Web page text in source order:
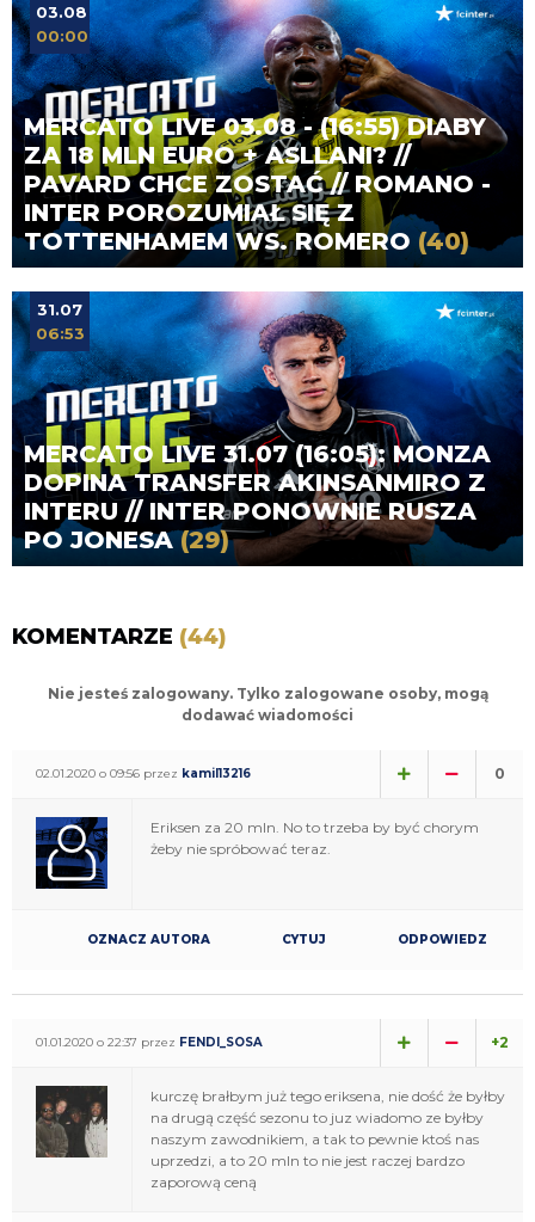
MERCATO LIVE 03.08 - (16:55) DIABY
ZA 18 MLN EURO + ASLLANI? //
PAVARD CHCE ZOSTAĆ // ROMANO -
INTER POROZUMIAŁ SIĘ Z
TOTTENHAMEM WS. ROMERO(40)
03.08
00:00
MERCATO LIVE 31.07 (16:05): MONZA
DOPINA TRANSFER AKINSANMIRO Z
INTERU // INTER PONOWNIE RUSZA
PO JONESA(29)
31.07
06:53
KOMENTARZE (44)
Nie jesteś zalogowany. Tylko zalogowane osoby, mogą
dodawać wiadomości
02.01.2020 o 09:56 przez kamil13216 0
Eriksen za 20 mln. No to trzeba by być chorym
żeby nie spróbować teraz.
OZNACZ AUTORA CYTUJ ODPOWIEDZ
01.01.2020 o 22:37 przez FENDI_SOSA +2
kurczę brałbym już tego eriksena, nie dość że byłby
na drugą część sezonu to juz wiadomo ze byłby
naszym zawodnikiem, a tak to pewnie ktoś nas
uprzedzi, a to 20 mln to nie jest raczej bardzo
zaporową ceną